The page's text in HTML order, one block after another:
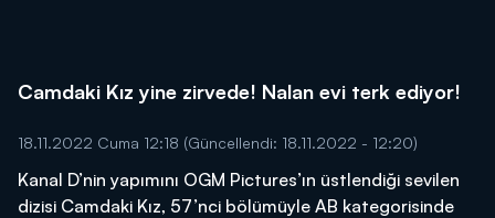
Camdaki Kız yine zirvede! Nalan evi terk ediyor!
18.11.2022 Cuma 12:18 (Güncellendi: 18.11.2022 - 12:20)
Kanal D’nin yapımını OGM Pictures’ın üstlendiği sevilen
dizisi Camdaki Kız, 57’nci bölümüyle AB kategorisinde